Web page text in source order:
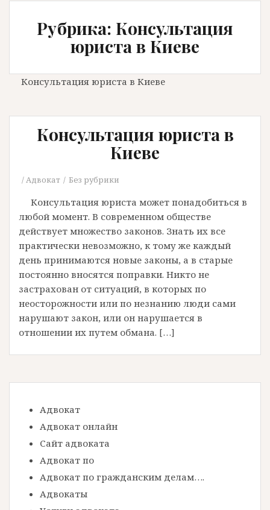
Рубрика: Консультация
юриста в Киеве
Консультация юриста в Киеве
Консультация юриста в
Киеве
Адвокат Без рубрики
Консультация юриста может понадобиться в
любой момент. В современном обществе
действует множество законов. Знать их все
практически невозможно, к тому же каждый
день принимаются новые законы, а в старые
постоянно вносятся поправки. Никто не
застрахован от ситуаций, в которых по
неосторожности или по незнанию люди сами
нарушают закон, или он нарушается в
отношении их путем обмана. […]
Адвокат
Адвокат онлайн
Сайт адвоката
Адвокат по
Адвокат по гражданским делам….
Адвокаты